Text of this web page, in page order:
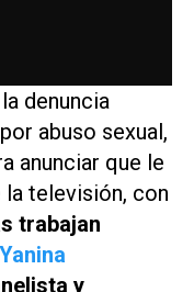
denuncia
abuso sexual,
anunciar que le
la televisión, con
trabajan
Yanina
y